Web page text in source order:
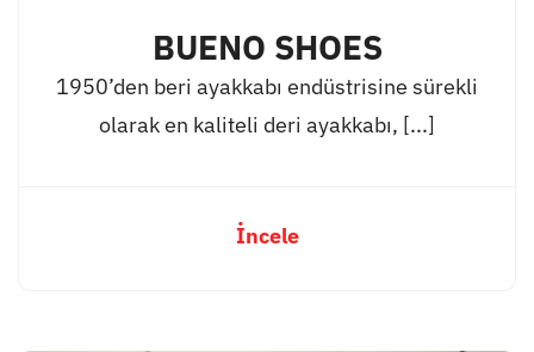
BUENO SHOES
1950’den beri ayakkabı endüstrisine sürekli
olarak en kaliteli deri ayakkabı, [...]
İncele